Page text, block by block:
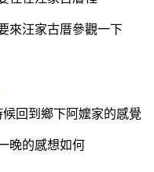
來汪家古厝參觀一下
回到鄉下阿嬤家的感覺
晚的感想如何